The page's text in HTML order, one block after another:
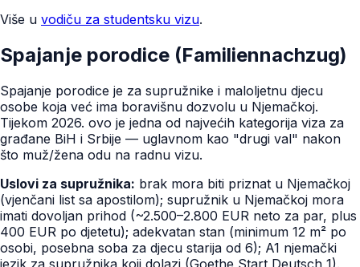
Više u vodiču za studentsku vizu.
Spajanje porodice (Familiennachzug)
Spajanje porodice je za supružnike i maloljetnu djecu
osobe koja već ima boravišnu dozvolu u Njemačkoj.
Tijekom 2026. ovo je jedna od najvećih kategorija viza za
građane BiH i Srbije — uglavnom kao "drugi val" nakon
što muž/žena odu na radnu vizu.
Uslovi za supružnika: brak mora biti priznat u Njemačkoj
(vjenčani list sa apostilom); supružnik u Njemačkoj mora
imati dovoljan prihod (~2.500–2.800 EUR neto za par, plus
400 EUR po djetetu); adekvatan stan (minimum 12 m² po
osobi, posebna soba za djecu starija od 6); A1 njemački
jezik za supružnika koji dolazi (Goethe Start Deutsch 1).